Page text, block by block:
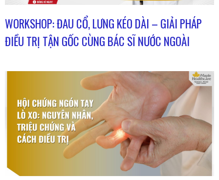
WORKSHOP: ĐAU CỔ, LƯNG KÉO DÀI – GIẢI PHÁP
ĐIỀU TRỊ TẬN GỐC CÙNG BÁC SĨ NƯỚC NGOÀI